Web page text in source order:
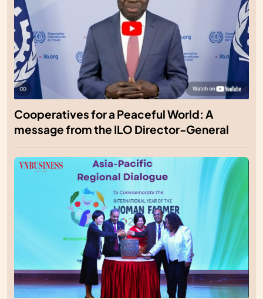
Cooperatives for a Peaceful World: A
message from the ILO Director-General